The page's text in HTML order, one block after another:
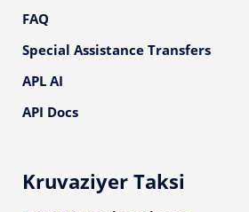
FAQ
Special Assistance Transfers
APL AI
API Docs
Kruvaziyer Taksi